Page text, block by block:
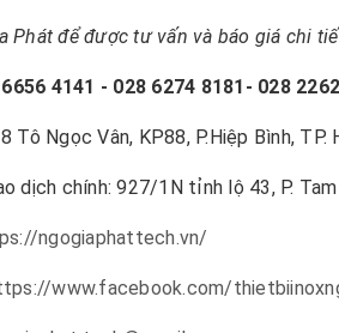
Phát để được tư vấn và báo giá chi
4141 - 028 6274 8181- 028
Tô Ngọc Vân, KP88, P.Hiệp Bình, TP.
dịch chính: 927/1N tỉnh lộ 43, P.
ngogiaphattech.vn/
www.facebook.com/